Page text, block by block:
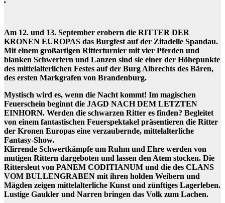
Am 12. und 13. September erobern die RITTER DER
KRONEN EUROPAS das Burgfest auf der Zitadelle Spandau.
Mit einem großartigen Ritterturnier mit vier Pferden und
blanken Schwertern und Lanzen sind sie einer der Höhepunkte
des mittelalterlichen Festes auf der Burg Albrechts des Bären,
des ersten Markgrafen von Brandenburg.
Mystisch wird es, wenn die Nacht kommt! Im magischen
Feuerschein beginnt die JAGD NACH DEM LETZTEN
EINHORN. Werden die schwarzen Ritter es finden? Begleitet
von einem fantastischen Feuerspektakel präsentieren die Ritter
der Kronen Europas eine verzaubernde, mittelalterliche
Fantasy-Show.
Klirrende Schwertkämpfe um Ruhm und Ehre werden von
mutigen Rittern dargeboten und lassen den Atem stocken. Die
Rittersleut von PANEM CODITIANUM und die des CLANS
VOM BULLENGRABEN mit ihren holden Weibern und
Mägden zeigen mittelalterliche Kunst und zünftiges Lagerleben.
Lustige Gaukler und Narren bringen das Volk zum Lachen.